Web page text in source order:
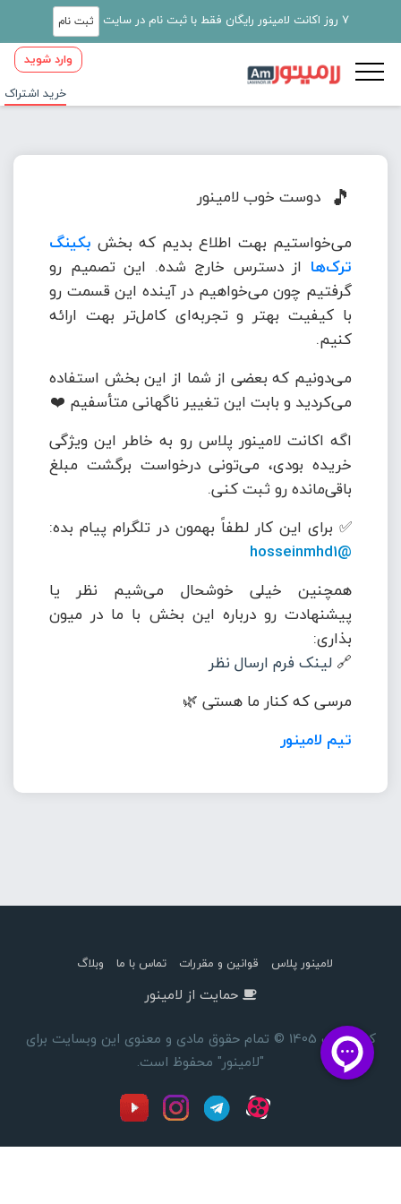
7 روز اکانت لامینور رایگان فقط با ثبت نام در سایت ثبت نام
وارد شوید
خرید اشتراک
🎵 دوست خوب لامینور
می‌خواستیم بهت اطلاع بدیم که بخش بکینگ
ترک‌ها از دسترس خارج شده. این تصمیم رو
گرفتیم چون می‌خواهیم در آینده این قسمت رو
با کیفیت بهتر و تجربه‌ای کامل‌تر بهت ارائه
کنیم.
می‌دونیم که بعضی از شما از این بخش استفاده
می‌کردید و بابت این تغییر ناگهانی متأسفیم ❤️
اگه اکانت لامینور پلاس رو به خاطر این ویژگی
خریده بودی، می‌تونی درخواست برگشت مبلغ
باقی‌مانده رو ثبت کنی.
✅ برای این کار لطفاً بهمون در تلگرام پیام بده:
@hosseinmhd1
همچنین خیلی خوشحال می‌شیم نظر یا
پیشنهادت رو درباره این بخش با ما در میون
بذاری:
🔗 لینک فرم ارسال نظر
مرسی که کنار ما هستی 🌿
تیم لامینور
لامینور پلاس قوانین و مقررات تماس با ما وبلاگ
حمایت از لامینور
کپی رایت 1405 © تمام حقوق مادی و معنوی این وبسایت برای
"لامینور" محفوظ است.